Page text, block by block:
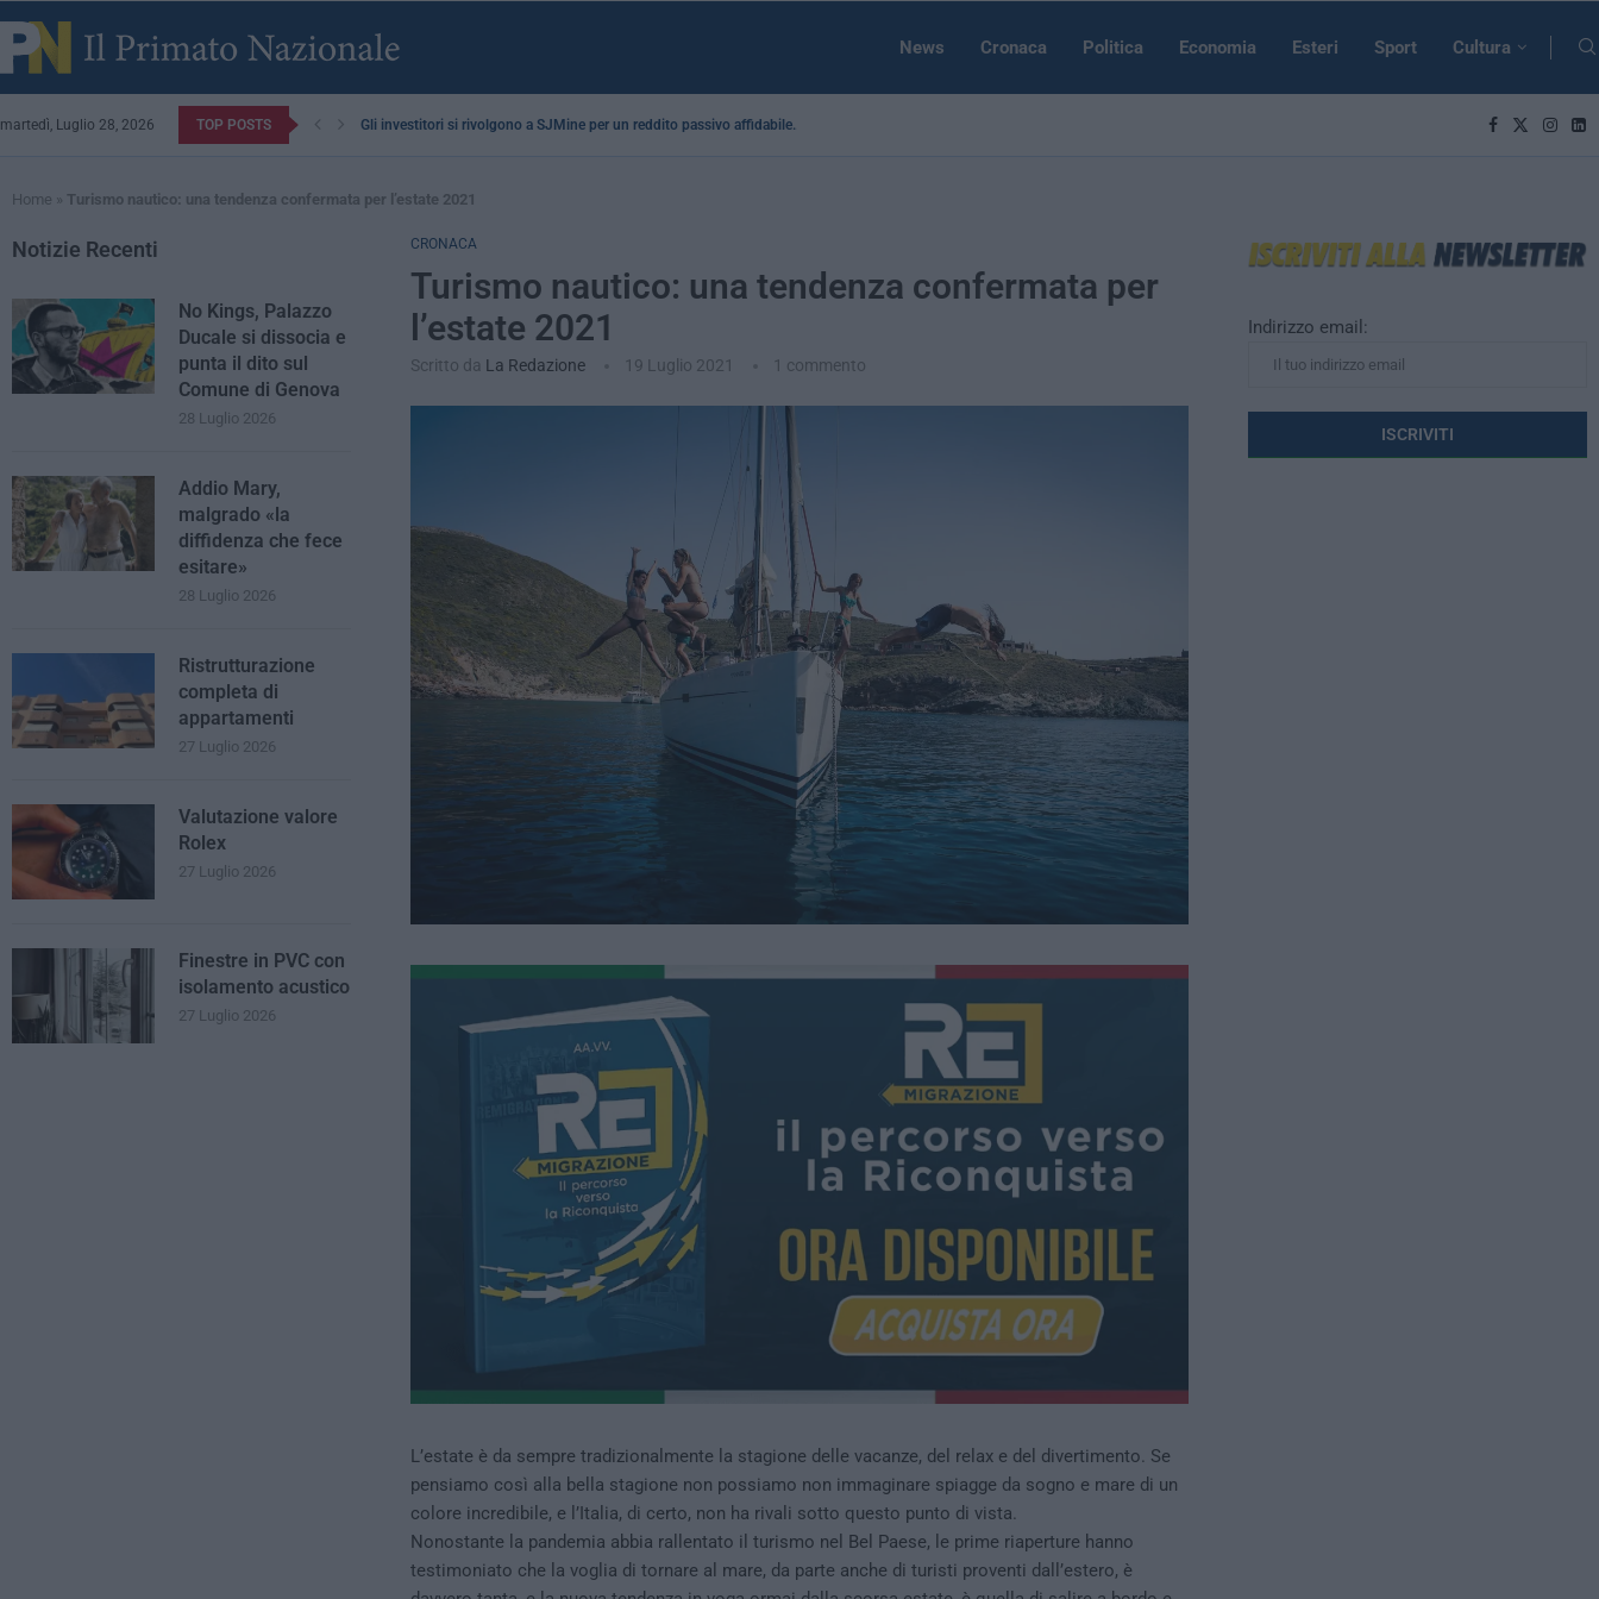
News Cronaca Politica Economia Esteri Sport Cultura
martedì, Luglio 28, 2026 TOP POSTS Gli investitori si rivolgono a SJMine per un reddito passivo affidabile...
Home » Turismo nautico: una tendenza confermata per l’estate 2021
CRONACA
Turismo nautico: una tendenza confermata per
l’estate 2021
Scritto da La Redazione 19 Luglio 2021 1 commento
L’estate è da sempre tradizionalmente la stagione delle vacanze, del relax e del divertimento. Se
pensiamo così alla bella stagione non possiamo non immaginare spiagge da sogno e mare di un
colore incredibile, e l’Italia, di certo, non ha rivali sotto questo punto di vista.
Nonostante la pandemia abbia rallentato il turismo nel Bel Paese, le prime riaperture hanno
testimoniato che la voglia di tornare al mare, da parte anche di turisti proventi dall’estero, è
Indirizzo email:
Notizie Recenti
No Kings, Palazzo
Ducale si dissocia e
punta il dito sul
Comune di Genova
28 Luglio 2026
Addio Mary,
malgrado «la
diffidenza che fece
esitare»
28 Luglio 2026
Ristrutturazione
completa di
appartamenti
27 Luglio 2026
Valutazione valore
Rolex
27 Luglio 2026
Finestre in PVC con
isolamento acustico
27 Luglio 2026